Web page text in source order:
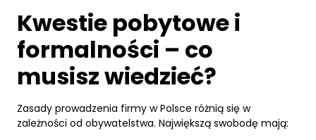
Kwestie pobytowe i
formalności – co
musisz wiedzieć?
Zasady prowadzenia firmy w Polsce różnią się w
zależności od obywatelstwa. Największą swobodę mają: